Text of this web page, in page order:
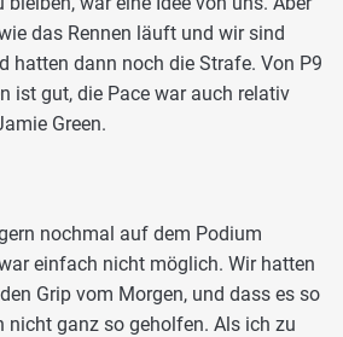
das Rennen läuft und wir sind
hatten dann noch die Strafe. Von P9
ist gut, die Pace war auch relativ
Green.
nochmal auf dem Podium
einfach nicht möglich. Wir hatten
Grip vom Morgen, und dass es so
nicht ganz so geholfen. Als ich zu